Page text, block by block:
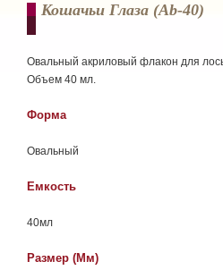
Кошачьи Глаза (ab-40)
Овальный акриловый флакон для
Объем 40 мл.
Форма
Овальный
Емкость
40мл
Размер (мм)